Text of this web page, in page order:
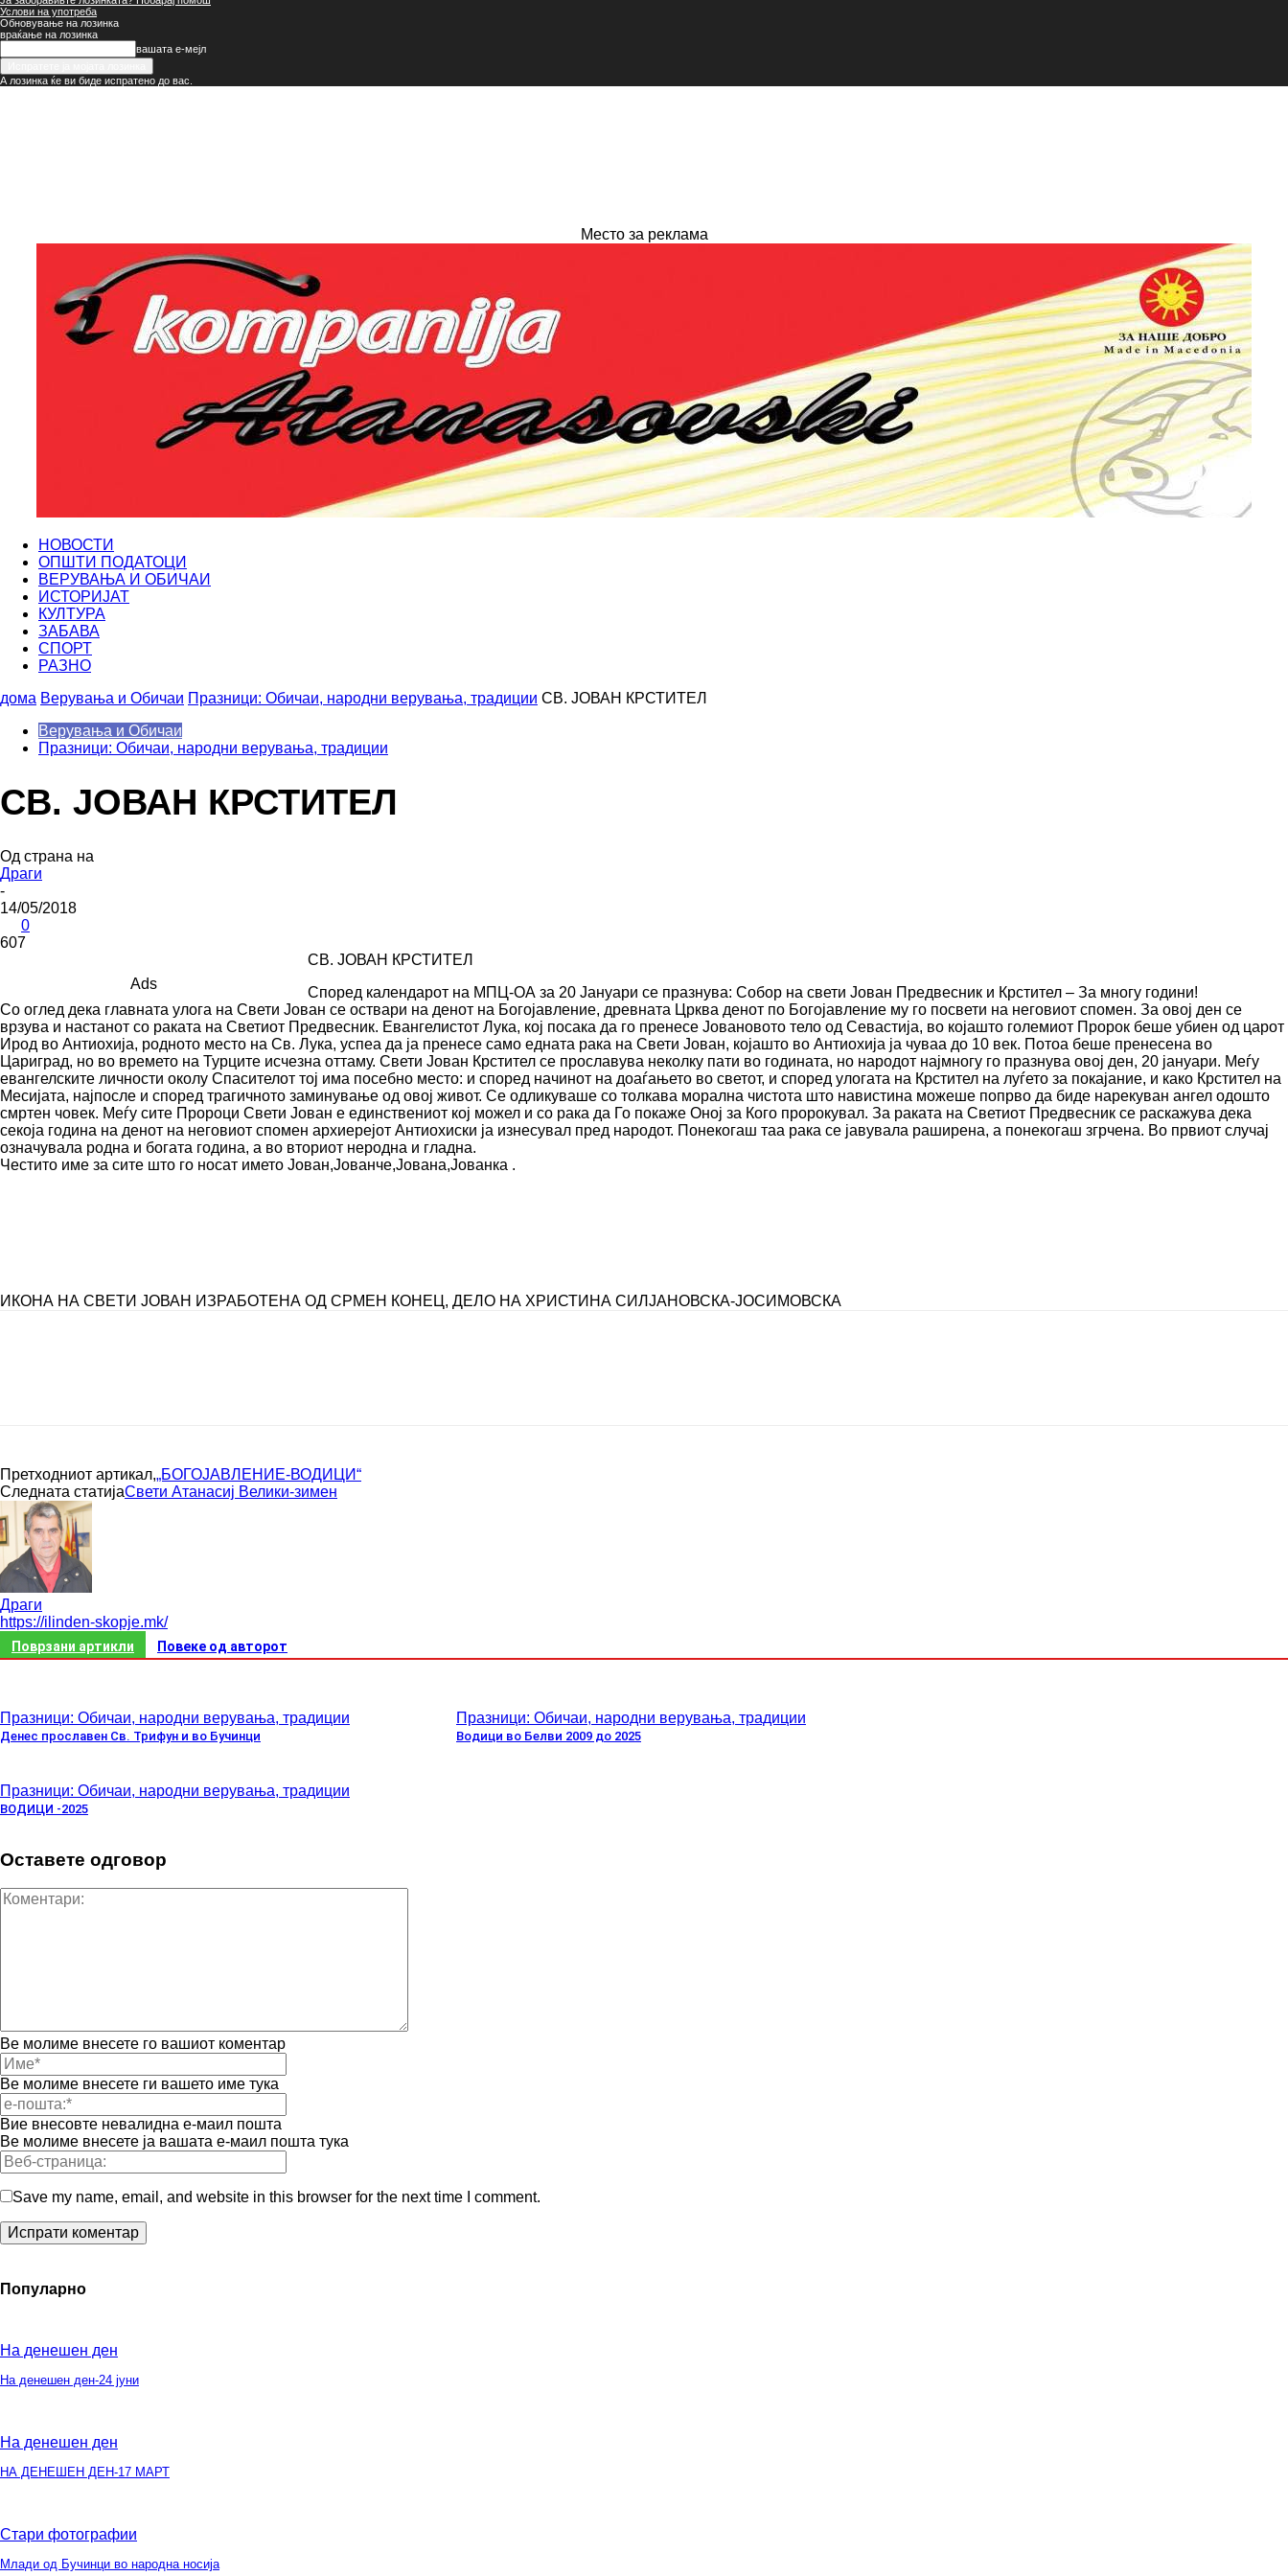
Услови на употреба
Обновување на лозинка
враќање на лозинка
вашата е-мејл
А лозинка ќе ви биде испратено до вас.
Место за реклама
НОВОСТИ
ОПШТИ ПОДАТОЦИ
ВЕРУВАЊА И ОБИЧАИ
ИСТОРИЈАТ
КУЛТУРА
ЗАБАВА
СПОРТ
РАЗНО
дома Верувања и Обичаи Празници: Обичаи, народни верувања, традиции СВ. ЈОВАН КРСТИТЕЛ
Верувања и Обичаи
Празници: Обичаи, народни верувања, традиции
СВ. ЈОВАН КРСТИТЕЛ
Од страна на
Драги
-
14/05/2018
0
607
Ads
СВ. ЈОВАН КРСТИТЕЛ
Според календарот на МПЦ-ОА за 20 Јануари се празнува: Собор на свети Јован Предвесник и Крстител – За многу години!
Со оглед дека главната улога на Свети Јован се оствари на денот на Богојавление, древната Црква денот по Богојавление му го посвети на неговиот спомен. За овој ден се
врзува и настанот со раката на Светиот Предвесник. Евангелистот Лука, кој посака да го пренесе Јовановото тело од Севастија, во којашто големиот Пророк беше убиен од царот
Ирод во Антиохија, родното место на Св. Лука, успеа да ја пренесе само едната рака на Свети Јован, којашто во Антиохија ја чуваа до 10 век. Потоа беше пренесена во
Цариград, но во времето на Турците исчезна оттаму. Свети Јован Крстител се прославува неколку пати во годината, но народот најмногу го празнува овој ден, 20 јануари. Меѓу
евангелските личности околу Спасителот тој има посебно место: и според начинот на доаѓањето во светот, и според улогата на Крстител на луѓето за покајание, и како Крстител на
Месијата, најпосле и според трагичното заминување од овој живот. Се одликуваше со толкава морална чистота што навистина можеше попрво да биде нарекуван ангел одошто
смртен човек. Меѓу сите Пророци Свети Јован е единствениот кој можел и со рака да Го покаже Оној за Кого пророкувал. За раката на Светиот Предвесник се раскажува дека
секоја година на денот на неговиот спомен архиерејот Антиохиски ја изнесувал пред народот. Понекогаш таа рака се јавувала раширена, а понекогаш згрчена. Во првиот случај
означувала родна и богата година, а во вториот неродна и гладна.
Честито име за сите што го носат името Јован,Јованче,Јована,Јованка .
ИКОНА НА СВЕТИ ЈОВАН ИЗРАБОТЕНА ОД СРМЕН КОНЕЦ, ДЕЛО НА ХРИСТИНА СИЛЈАНОВСКА-ЈОСИМОВСКА
Претходниот артикал,„БОГОЈАВЛЕНИЕ-ВОДИЦИ“
Следната статијаСвети Атанасиј Велики-зимен
Драги
https://ilinden-skopje.mk/
Поврзани артикли Повеке од авторот
Празници: Обичаи, народни верувања, традиции
Денес прославен Св. Трифун и во Бучинци
Празници: Обичаи, народни верувања, традиции
Водици во Белви 2009 до 2025
Празници: Обичаи, народни верувања, традиции
ВОДИЦИ -2025
Оставете одговор
Ве молиме внесете го вашиот коментар
Ве молиме внесете ги вашето име тука
Вие внесовте невалидна е-маил пошта
Ве молиме внесете ја вашата е-маил пошта тука
Save my name, email, and website in this browser for the next time I comment.
Популарно
На денешен ден
На денешен ден-24 јуни
На денешен ден
НА ДЕНЕШЕН ДЕН-17 МАРТ
Стари фотографии
Млади од Бучинци во народна носија